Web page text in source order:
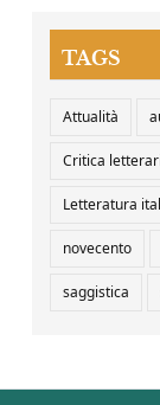
TAGS
Attualità
Critica
Letteratura
novecento
saggistica